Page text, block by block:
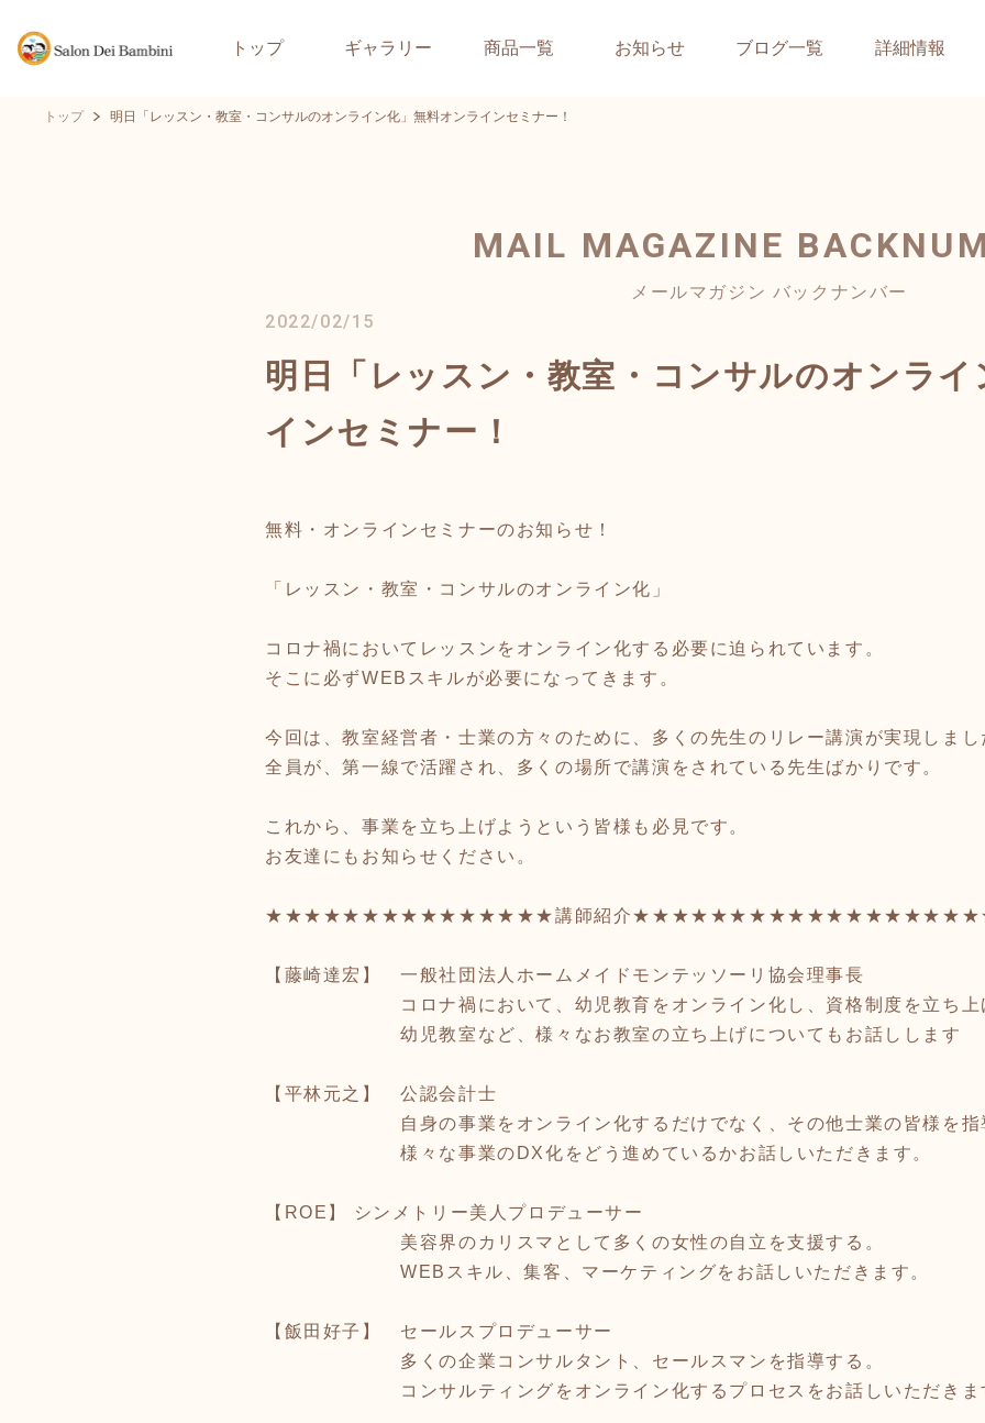
トップ ギャラリー 商品一覧 お知らせ ブログ一覧 詳細情報
トップ 明日「レッスン・教室・コンサルのオンライン化」無料オンラインセミナー！
MAIL MAGAZINE
メールマガジン バックナンバー
2022/02/15
明日「レッスン・教室・コンサルのオンライ
インセミナー！
無料・オンラインセミナーのお知らせ！
「レッスン・教室・コンサルのオンライン化」
コロナ禍においてレッスンをオンライン化する必要に迫られています。
そこに必ずWEBスキルが必要になってきます。
今回は、教室経営者・士業の方々のために、多くの先生のリレー講演が実現しまし
全員が、第一線で活躍され、多くの場所で講演をされている先生ばかりです。
これから、事業を立ち上げようという皆様も必見です。
お友達にもお知らせください。
★★★★★★★★★★★★★★★講師紹介
【藤崎達宏】 一般社団法人ホームメイドモンテッソーリ協会理事長
コロナ禍において、幼児教育をオンライン化し、資格制度を立ち上
幼児教室など、様々なお教室の立ち上げについてもお話し
【平林元之】 公認会計士
自身の事業をオンライン化するだけでなく、その他士業の皆様を指
様々な事業のDX化をどう進めているかお話しいただきます。
【ROE】 シンメトリー美人プロデューサー
美容界のカリスマとして多くの女性の自立を支援する。
WEBスキル、集客、マーケティングをお話しいただきます。
【飯田好子】 セールスプロデューサー
多くの企業コンサルタント、セールスマンを指導する。
コンサルティングをオンライン化するプロセスをお話しいただきま